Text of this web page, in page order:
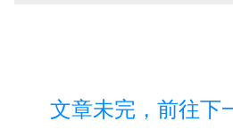
文章未完，前往下